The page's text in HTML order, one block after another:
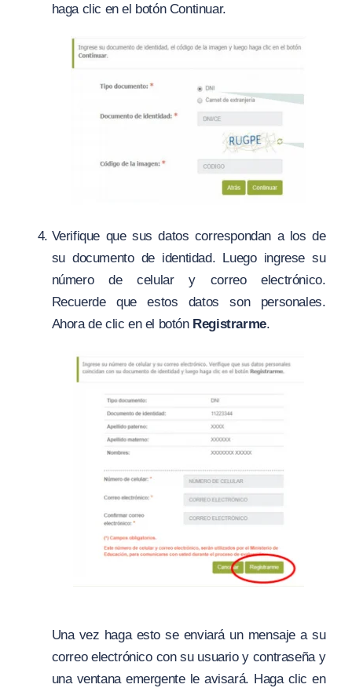
haga clic en el botón Continuar.
Verifique que sus datos correspondan a los de
su documento de identidad. Luego ingrese su
número de celular y correo electrónico.
Recuerde que estos datos son personales.
Ahora de clic en el botón Registrarme.
Una vez haga esto se enviará un mensaje a su
correo electrónico con su usuario y contraseña y
una ventana emergente le avisará. Haga clic en